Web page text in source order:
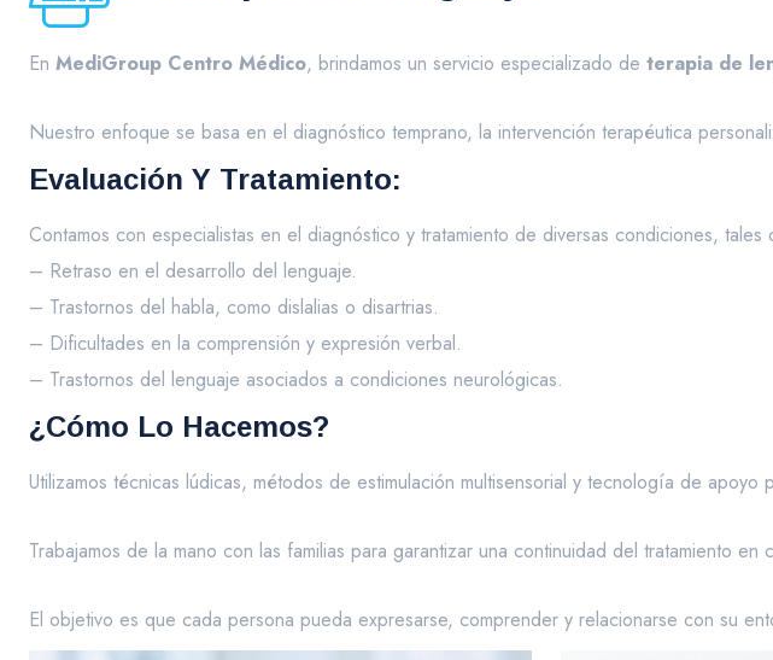
En MediGroup Centro Médico, brindamos un servicio especializado de terapia de
Nuestro enfoque se basa en el diagnóstico temprano, la intervención terapéutica
Evaluación Y Tratamiento:
Contamos con especialistas en el diagnóstico y tratamiento de diversas condiciones, tales
– Retraso en el desarrollo del lenguaje.
– Trastornos del habla, como dislalias o disartrias.
– Dificultades en la comprensión y expresión verbal.
– Trastornos del lenguaje asociados a condiciones neurológicas.
¿Cómo Lo Hacemos?
Utilizamos técnicas lúdicas, métodos de estimulación multisensorial y tecnología de apoyo
Trabajamos de la mano con las familias para garantizar una continuidad del tratamiento en
El objetivo es que cada persona pueda expresarse, comprender y relacionarse con su